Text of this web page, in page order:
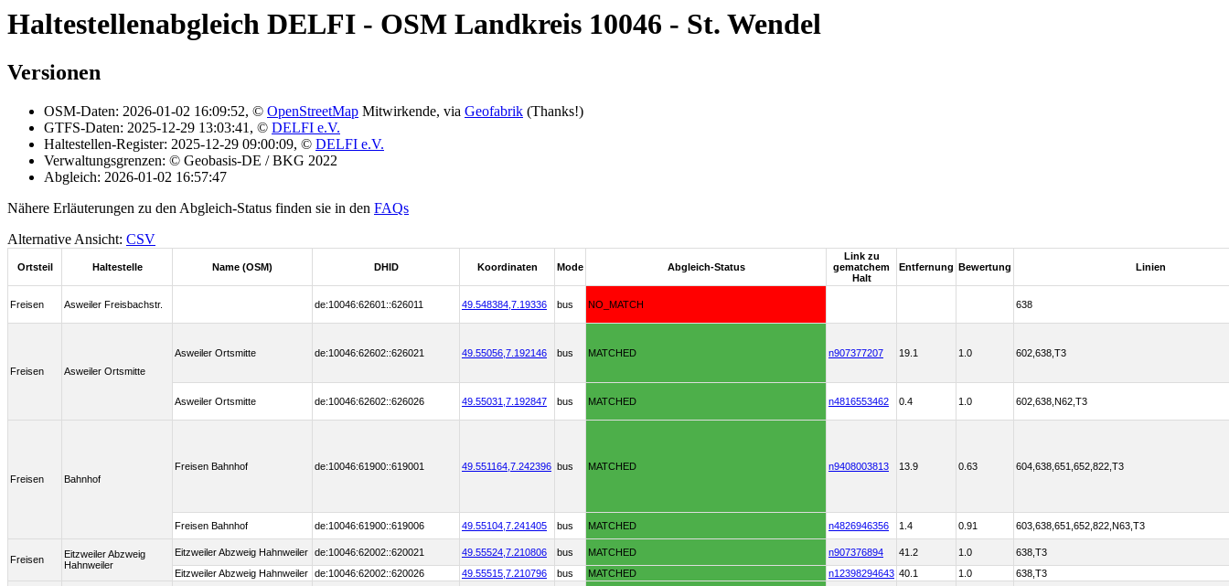
Haltestellenabgleich DELFI - OSM Landkreis 10046 - St. Wendel
Versionen
OSM-Daten: 2026-01-02 16:09:52, © OpenStreetMap Mitwirkende, via Geofabrik (Thanks!)
GTFS-Daten: 2025-12-29 13:03:41, © DELFI e.V.
Haltestellen-Register: 2025-12-29 09:00:09, © DELFI e.V.
Verwaltungsgrenzen: © Geobasis-DE / BKG 2022
Abgleich: 2026-01-02 16:57:47
Nähere Erläuterungen zu den Abgleich-Status finden sie in den FAQs
Alternative Ansicht: CSV
Ortsteil Haltestelle Name (OSM) DHID Koordinaten Mode Abgleich-Status
Link zu
gematchem
Halt
Entfernung Bewertung Linien
Freisen Asweiler Freisbachstr. de:10046:62601::626011 49.548384, 7.19336 bus NO_MATCH 638
Freisen Asweiler Ortsmitte
Asweiler Ortsmitte de:10046:62602::626021 49.55056, 7.192146 bus MATCHED n907377207 19.1 1.0 602,638,T3
Asweiler Ortsmitte de:10046:62602::626026 49.55031, 7.192847 bus MATCHED n4816553462 0.4 1.0 602,638,N62,T3
Freisen Bahnhof
Freisen Bahnhof de:10046:61900::619001 49.551164, 7.242396 bus MATCHED n9408003813 13.9 0.63 604,638,651,652,822,T3
Freisen Bahnhof de:10046:61900::619006 49.55104, 7.241405 bus MATCHED n4826946356 1.4 0.91 603,638,651,652,822,N63,T3
Freisen
Eitzweiler Abzweig
Hahnweiler
Eitzweiler Abzweig Hahnweiler de:10046:62002::620021 49.55524, 7.210806 bus MATCHED n907376894 41.2 1.0
638,T3
Eitzweiler Abzweig Hahnweiler de:10046:62002::620026 49.55515, 7.210796 bus MATCHED n12398294643 40.1 1.0 638,T3